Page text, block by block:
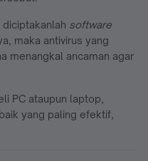
diciptakanlah software
maka antivirus yang
menangkal ancaman agar
PC ataupun laptop,
yang paling efektif,